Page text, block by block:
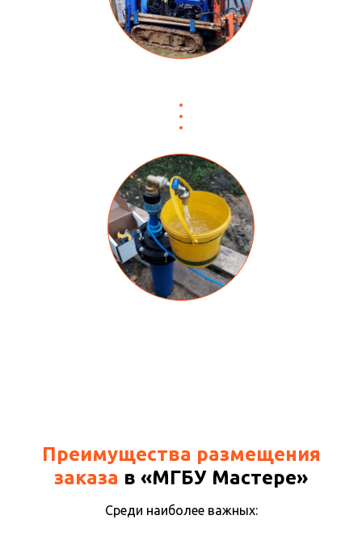
Преимущества размещения
заказа в «МГБУ Мастере»
Среди наиболее важных:
ИП Середа Илья Сергеевич
ОГРН ИП 322508100234679
ИНН 504910686985
Карта глубин
МГБУ техника
Вопрос-ответ
Политика в отношении обработки cookie-
+7 (499) 348-84-34